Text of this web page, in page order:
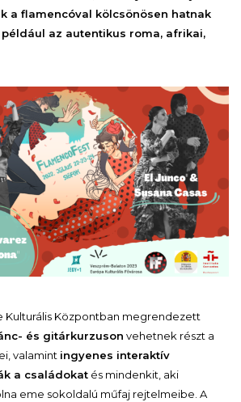
a flamencóval kölcsönösen hatnak
az autentikus roma, afrikai,
Kulturális Központban megrendezett
és gitárkurzuson vehetnek részt a
valamint ingyenes interaktív
a családokat és mindenkit, aki
eme sokoldalú műfaj rejtelmeibe. A